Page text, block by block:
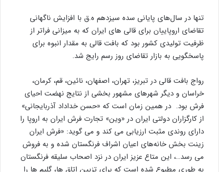
تنها در سال‌های پایانی سده سیزدهم ه.ق با افزایش ناگهانی
تقاضای اروپاییان برای قالی های ایران که به میزانی فراتر از
ظرفیت تولیدی کشور بود که بافت قالی به مقدار انبوه برای
پاسخگویی به بازار تقاضای روز رسم رایج شد.
رواج بافت قالی در تبریز، تهران، اصفهان، نائین، قم، کرمان،
خراسان و دیگر شهرهای مشهور بخشی از نتایج نهضت احیای
فرش بود. در همین زمان است که «حسن خداداد آذربایجانی»
از کارگزاران دولتی ایران در «وین» تجارت فرش ایران به اروپا را
دارای روندی مثبت ارزیابی می کند و می گوید: «فرش ایران
زینت بخش خانه‌های اعیان اشراف فرنگستان شده و به فروش
می رسد…، این متاع عزیز ایران در نزد اصحاب سلیقه فرنگستان